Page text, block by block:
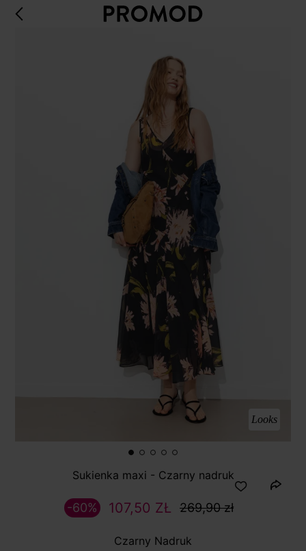
Looks
Sukienka maxi - Czarny nadruk
107,50 ZŁ 269,90 zł
-60%
Czarny Nadruk